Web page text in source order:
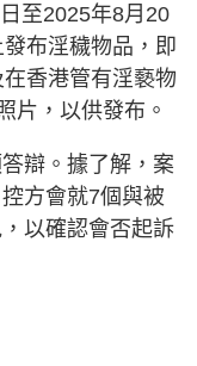
至2025年8月20
布淫穢物品，即
香港管有淫褻物
片，以供發布。
辯。據了解，案
方會就7個與被
以確認會否起訴